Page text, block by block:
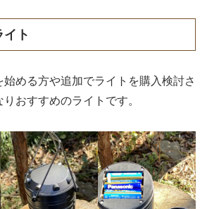
ト
始める方や追加でライトを購入検討さ
おすすめのライトです。